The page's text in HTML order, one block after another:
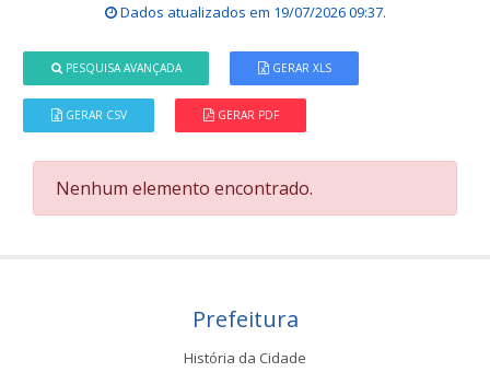
Dados atualizados em 19/07/2026 09:37.
PESQUISA AVANÇADA GERAR XLS
GERAR CSV GERAR PDF
Nenhum elemento encontrado.
Prefeitura
História da Cidade